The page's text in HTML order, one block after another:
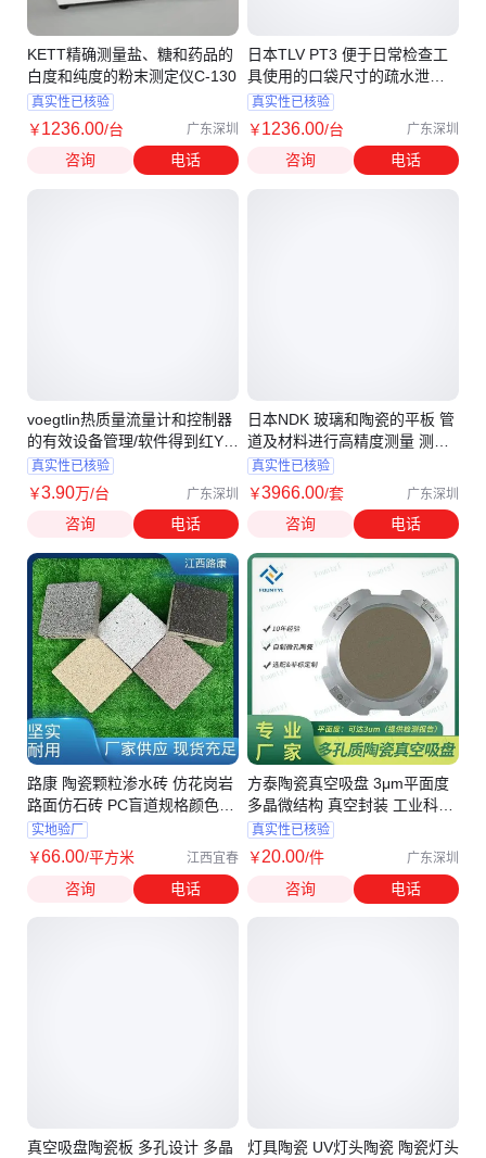
KETT精确测量盐、糖和药品的
白度和纯度的粉末测定仪C-130
真实性已核验
￥1236.00/台 广东深圳
咨询 电话
voegtlin热质量流量计和控制器
的有效设备管理/软件得到红Y-
生产
真实性已核验
￥3.90万/台 广东深圳
咨询 电话
路康 陶瓷颗粒渗水砖 仿花岗岩
路面仿石砖 PC盲道规格颜色
600*600
实地验厂
￥66.00/平方米 江西宜春
咨询 电话
真空吸盘陶瓷板 多孔设计 多晶
日本TLV PT3 便于日常检查工
具使用的口袋尺寸的疏水泄漏
检测仪 PT1
真实性已核验
￥1236.00/台 广东深圳
咨询 电话
日本NDK 玻璃和陶瓷的平板 管
道及材料进行高精度测量 测厚
仪 UDM-960
真实性已核验
￥3966.00/套 广东深圳
咨询 电话
方泰陶瓷真空吸盘 3μm平面度
多晶微结构 真空封装 工业科研
优选
真实性已核验
￥20.00/件 广东深圳
咨询 电话
灯具陶瓷 UV灯头陶瓷 陶瓷灯头